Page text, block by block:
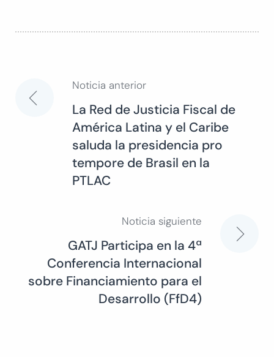
Navegación
entradas
Noticia anterior
La Red de Justicia Fiscal de
América Latina y el Caribe
saluda la presidencia pro
tempore de Brasil en la
PTLAC
Noticia siguiente
GATJ Participa en la 4ª
Conferencia Internacional
sobre Financiamiento para el
Desarrollo (FfD4)